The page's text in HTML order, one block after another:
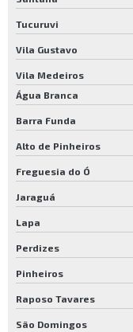
Resina para taco de
Resina para taco de
Resina sintética para piso
Restauração piso de
Verniz para taco de
Fornecedor de resina para
Fornecedor de verniz para
Fornecedor de resina
Tucuruvi
Vila Gustavo
Vila Medeiros
Água Branca
Barra Funda
Alto de Pinheiros
Freguesia do Ó
Jaraguá
Lapa
Perdizes
Pinheiros
Raposo Tavares
São Domingos